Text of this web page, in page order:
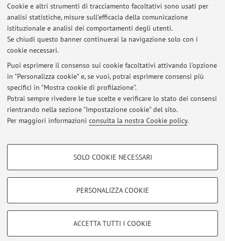
Cookie e altri strumenti di tracciamento facoltativi sono usati per
analisi statistiche, misure sull'efficacia della comunicazione
istituzionale e analisi dei comportamenti degli utenti.
Se chiudi questo banner continuerai la navigazione solo con i
cookie necessari.
Puoi esprimere il consenso sui cookie facoltativi attivando l'opzione
in "Personalizza cookie" e, se vuoi, potrai esprimere consensi più
specifici in "Mostra cookie di profilazione".
Potrai sempre rivedere le tue scelte e verificare lo stato dei consensi
rientrando nella sezione "Impostazione cookie" del sito.
Per maggiori informazioni consulta la nostra Cookie policy.
COOKIE DI PROFILAZIONE - FACOLTATIVI
COOKIE TECNICI - NECESSARI
Si tratta di cookie tecnici utilizzati, a titolo esemplificativo, per il corretto
SOLO COOKIE NECESSARI
PERSONALIZZA COOKIE
ACCETTA TUTTI I COOKIE
Dipartimento di Scienze Mediche e Chirurgiche
Via Massarenti 9, Bologna -
Vai alla mappa
Ultimi avvisi
Al momento non sono presenti avvisi.
Area riservata
Accedi tramiteloginper gestire tutti i contenuti del sito.
Zamboni, 33 - 40126 Bologna - Partita IVA: 01131710376